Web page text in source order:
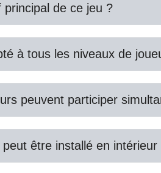
principal de ce jeu ?
à tous les niveaux de
peuvent participer
être installé en intérieur